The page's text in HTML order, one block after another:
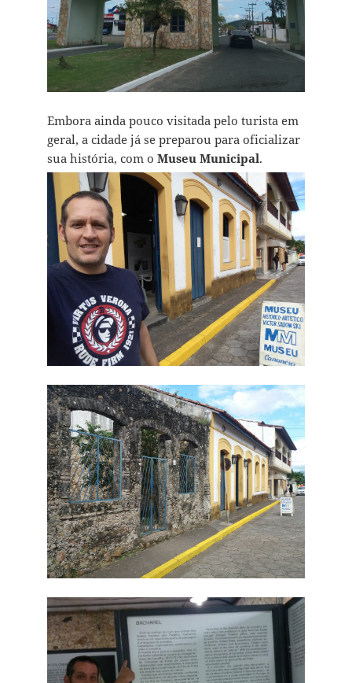
Embora ainda pouco visitada pelo turista em
geral, a cidade já se preparou para oficializar
sua história, com o Museu Municipal.